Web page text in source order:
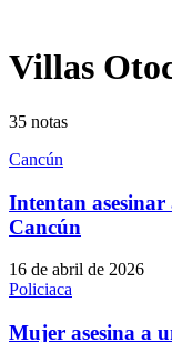
Villas
35 notas
Cancún
Intentan asesinar
Cancún
16 de abril de 2026
Policiaca
Mujer asesina a